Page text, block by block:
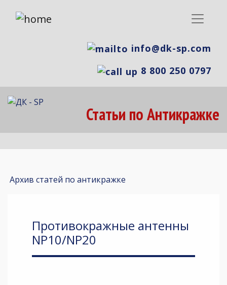
info@dk-sp.com
8 800 250 0797
Статьи по Антикражке
Архив статей по антикражке
Противокражные антенны
NP10/NP20